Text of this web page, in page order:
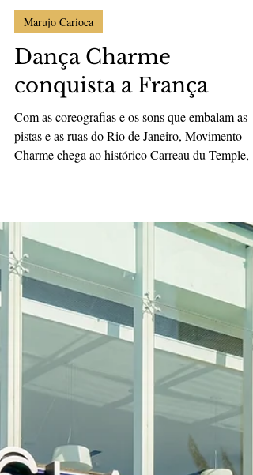
Absolute Rio
13 de fev.
Dança Charme
conquista a França
Com as coreografias e os sons que embalam as
Charme chega ao histórico Carreau du Temple,
Paris, com a primeira oficina de dança e baile do
gênero em território francês O Movimento Charme
está próximo de um momento histórico. Marcus
Azevedo, um dos nomes mais importantes do
Charme no Brasil, levará a dança criada nas ruas
do Rio de Janeiro para a França pela primeira
Será no Festival Everybody, dentro do Carreau
Templ